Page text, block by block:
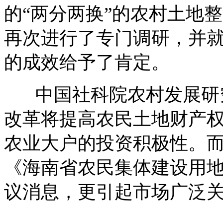
的“两分两换”的农村土地
再次进行了专门调研，并
的成效给予了肯定。
中国社科院农村发展研
改革将提高农民土地财产
农业大户的投资积极性。
《海南省农民集体建设用
议消息，更引起市场广泛